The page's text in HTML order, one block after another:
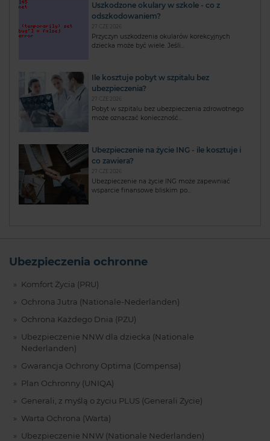
Uszkodzone okulary w szkole - co z
odszkodowaniem?
27 CZE 2026
Przyczyn uszkodzenia okularów korekcyjnych
dziecka może być wiele. Jeśli...
Ile kosztuje pobyt w szpitalu bez
ubezpieczenia?
27 CZE 2026
Pobyt w szpitalu bez ubezpieczenia zdrowotnego
może oznaczać konieczność...
Ubezpieczenie na życie ING - ile kosztuje i
co zawiera?
27 CZE 2026
Ubezpieczenie na życie ING może zapewniać
wsparcie finansowe bliskim po...
Ubezpieczenia ochronne
Komfort Życia (PRU)
Ochrona Jutra (Nationale-Nederlanden)
Ochrona Każdego Dnia (PZU)
Ubezpieczenie NNW dla dziecka (Nationale
Nederlanden)
Gwarancja Ochrony Optima (Compensa)
Plan Ochronny (UNIQA)
Generali, z myślą o życiu PLUS (Generali Życie)
Warta Ochrona (Warta)
Ubezpieczenie NNW (Nationale Nederlanden)